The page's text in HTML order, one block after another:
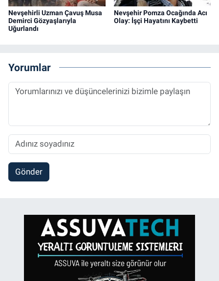
Nevşehirli Uzman Çavuş Musa
Demirci Gözyaşlarıyla
Uğurlandı
Nevşehir Pomza Ocağında Acı
Olay: İşçi Hayatını Kaybetti
Yorumlar
Gönder